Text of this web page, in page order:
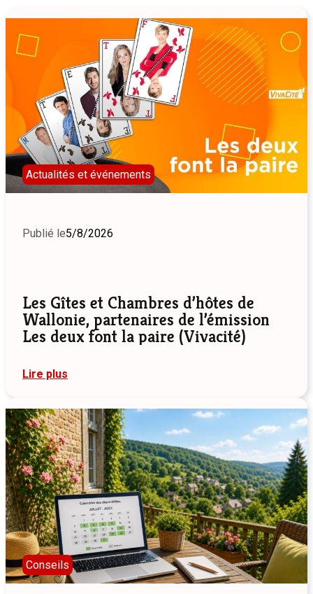
Actualités et événements
Publié le5/8/2026
Les Gîtes et Chambres d’hôtes de
Wallonie, partenaires de l’émission
Les deux font la paire (Vivacité)
Lire plus
et
Chambres
d’hôtes
de
Wallonie,
partenaires
de
l’émission
Les
deux
font
la
paire
(Vivacité)
Conseils